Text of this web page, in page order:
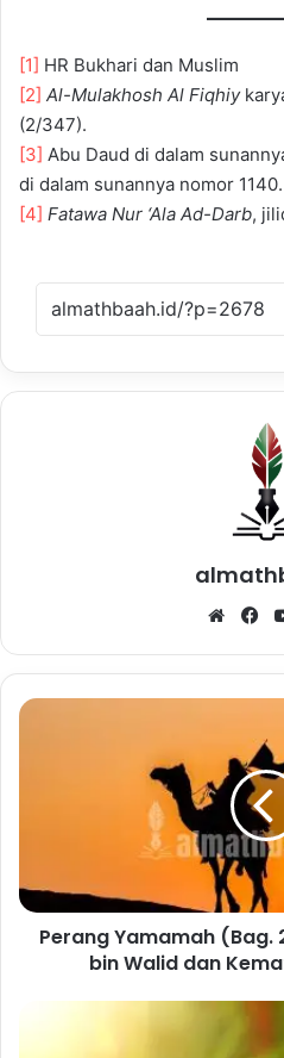
[1] HR Bukhari dan Muslim
[2] Al-Mulakhosh Al Fiqhiy
(2/347).
[3] Abu Daud di dalam
di dalam sunannya nomor 1140.
[4] Fatawa Nur ‘Ala Ad-Darb,
Perang
bin
Walid
danPerang Yamamah (Bag.
bin Walid dan